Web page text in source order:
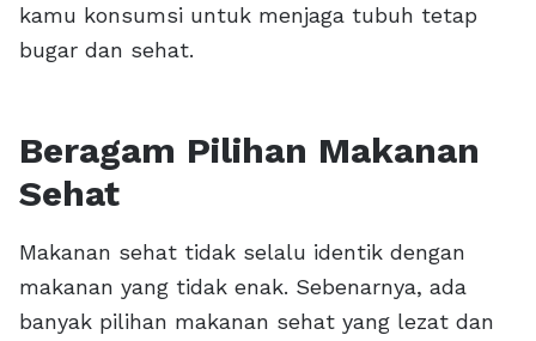
kamu konsumsi untuk menjaga tubuh tetap
bugar dan sehat.
Beragam Pilihan Makanan
Sehat
Makanan sehat tidak selalu identik dengan
makanan yang tidak enak. Sebenarnya, ada
banyak pilihan makanan sehat yang lezat dan